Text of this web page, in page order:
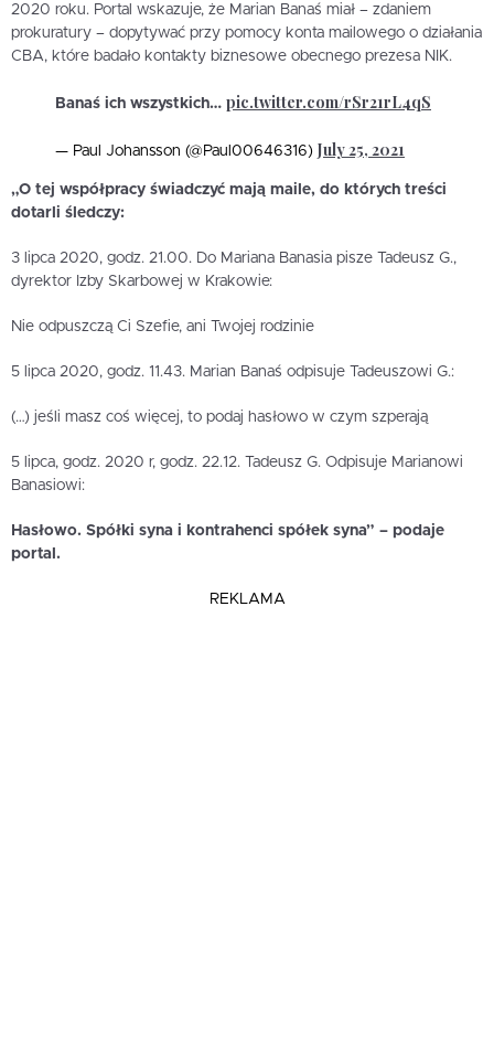
2020 roku. Portal wskazuje, że Marian Banaś miał – zdaniem
prokuratury – dopytywać przy pomocy konta mailowego o działania
CBA, które badało kontakty biznesowe obecnego prezesa NIK.
Banaś ich wszystkich… pic.twitter.com/rSr21rL4qS
— Paul Johansson (@Paul00646316) July 25, 2021
„O tej współpracy świadczyć mają maile, do których treści
dotarli śledczy:
3 lipca 2020, godz. 21.00. Do Mariana Banasia pisze Tadeusz G.,
dyrektor Izby Skarbowej w Krakowie:
Nie odpuszczą Ci Szefie, ani Twojej rodzinie
5 lipca 2020, godz. 11.43. Marian Banaś odpisuje Tadeuszowi G.:
(…) jeśli masz coś więcej, to podaj hasłowo w czym szperają
5 lipca, godz. 2020 r, godz. 22.12. Tadeusz G. Odpisuje Marianowi
Banasiowi:
Hasłowo. Spółki syna i kontrahenci spółek syna” – podaje
portal.
REKLAMA